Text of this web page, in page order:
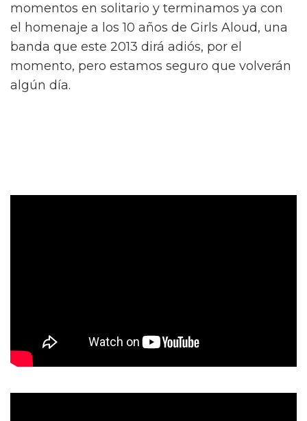
momentos en solitario y terminamos ya con
el homenaje a los 10 años de Girls Aloud, una
banda que este 2013 dirá adiós, por el
momento, pero estamos seguro que volverán
algún día.